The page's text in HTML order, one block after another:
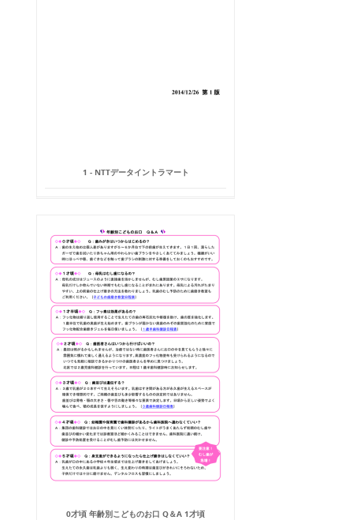
1 - NTTデータイントラマート
0才頃 年齢別こどものお口 Q＆A 1才頃